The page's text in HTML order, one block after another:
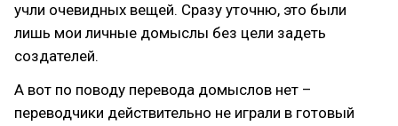
учли очевидных вещей. Сразу уточню, это были
лишь мои личные домыслы без цели задеть
создателей.
А вот по поводу перевода домыслов нет –
переводчики действительно не играли в готовый